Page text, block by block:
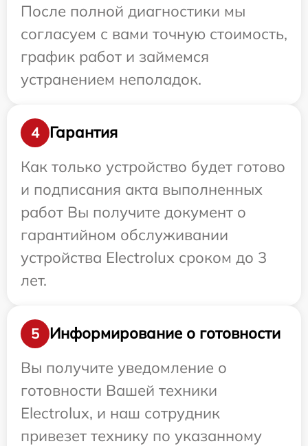
После полной диагностики мы
согласуем с вами точную стоимость,
график работ и займемся
устранением неполадок.
4
Гарантия
Как только устройство будет готово
и подписания акта выполненных
работ Вы получите документ о
гарантийном обслуживании
устройства Electrolux сроком до 3
лет.
5
Информирование о готовности
Вы получите уведомление о
готовности Вашей техники
Electrolux, и наш сотрудник
привезет технику по указанному